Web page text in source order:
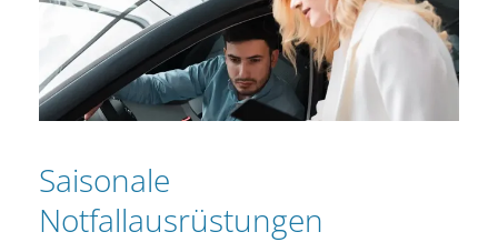
Saisonale
Notfallausrüstungen